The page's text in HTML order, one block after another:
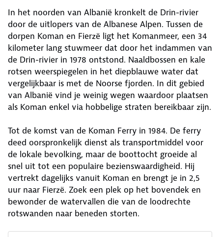
In het noorden van Albanië kronkelt de Drin-rivier
door de uitlopers van de Albanese Alpen. Tussen de
dorpen Koman en Fierzë ligt het Komanmeer, een 34
kilometer lang stuwmeer dat door het indammen van
de Drin-rivier in 1978 ontstond. Naaldbossen en kale
rotsen weerspiegelen in het diepblauwe water dat
vergelijkbaar is met de Noorse fjorden. In dit gebied
van Albanië vind je weinig wegen waardoor plaatsen
als Koman enkel via hobbelige straten bereikbaar zijn.
Tot de komst van de Koman Ferry in 1984. De ferry
deed oorspronkelijk dienst als transportmiddel voor
de lokale bevolking, maar de boottocht groeide al
snel uit tot een populaire bezienswaardigheid. Hij
vertrekt dagelijks vanuit Koman en brengt je in 2,5
uur naar Fierzë. Zoek een plek op het bovendek en
bewonder de watervallen die van de loodrechte
rotswanden naar beneden storten.